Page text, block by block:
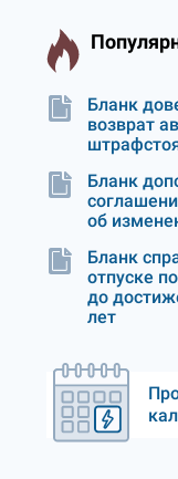
Бланк
возврат
Бланк
об
Бланк
отпуске
до
лет